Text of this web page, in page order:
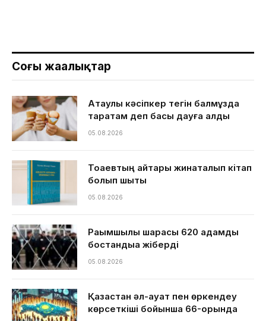
Соңғы жаңалықтар
Ақтаулық кәсіпкер тегін балмұздақ
таратам деп басы дауға қалды
05.08.2026
Тоқаевтың айтқары жинақталып кітап
болып шықты
05.08.2026
Рақымшылық шарасы 620 адамды
бостандыққа жіберді
05.08.2026
Қазақстан әл-ауқат пен өркендеу
көрсеткіші бойынша 66-орында